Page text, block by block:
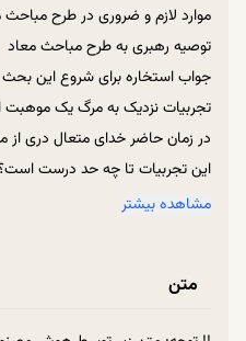
موارد لازم و ضروری در طرح
توصیه رهبری به طرح مباحث معاد
جواب استخاره برای شروع این بحث
تجربیات نزدیک به مرگ یک
در زمان حاضر خدای متعال دری
این تجربیات تا چه حد درست
آسیب ها و آفات این تجربیات
چرا حال تجربه گران با بیان امام
مشاهده بیشتر
متن